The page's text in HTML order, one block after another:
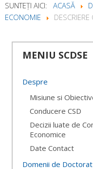
SUNTEȚI AICI: ACASĂ
ECONOMIE
MENIU SCDSE
Despre
Misiune si
Conducere CSD
Decizii luate de
Economice
Date Contact
Domenii de Doctorat